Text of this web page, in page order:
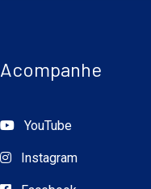
Acompanhe
YouTube
Instagram